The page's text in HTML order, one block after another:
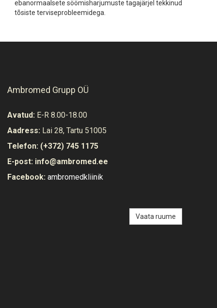
ebanormaalsete söömisharjumuste tagajärjel tekkinud
tõsiste terviseprobleemidega.
Ambromed Grupp OÜ
Avatud: E-R 8.00-18.00
Aadress: Lai 28, Tartu 51005
Telefon: (+372) 745 1175
E-post: info@ambromed.ee
Facebook: ambromedkliinik
Vaata ruume